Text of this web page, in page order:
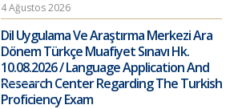
4 Ağustos 2026
Dil Uygulama Ve Araştırma Merkezi Ara
Dönem Türkçe Muafiyet Sınavı Hk.
10.08.2026 / Language Application And
Research Center Regarding The Turkish
Proficiency Exam